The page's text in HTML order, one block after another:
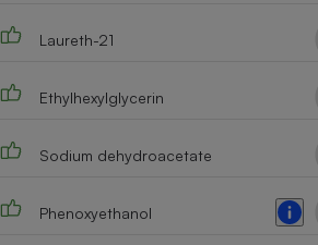
Laureth-21
Ethylhexylglycerin
Sodium dehydroacetate
Phenoxyethanol